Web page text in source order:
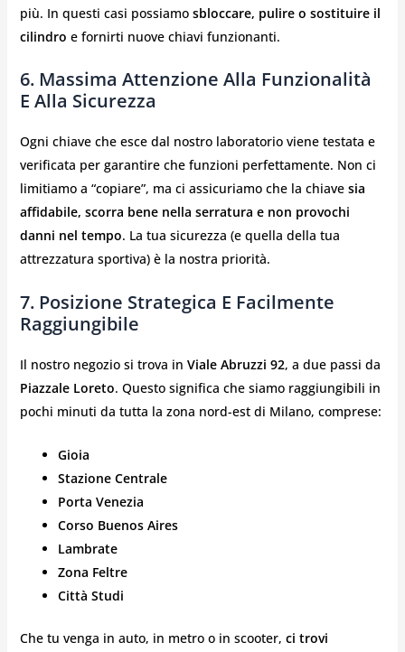
più. In questi casi possiamo sbloccare, pulire o sostituire il
cilindro e fornirti nuove chiavi funzionanti.
6. Massima Attenzione Alla Funzionalità
E Alla Sicurezza
Ogni chiave che esce dal nostro laboratorio viene testata e
verificata per garantire che funzioni perfettamente. Non ci
limitiamo a “copiare”, ma ci assicuriamo che la chiave sia
affidabile, scorra bene nella serratura e non provochi
danni nel tempo. La tua sicurezza (e quella della tua
attrezzatura sportiva) è la nostra priorità.
7. Posizione Strategica E Facilmente
Raggiungibile
Il nostro negozio si trova in Viale Abruzzi 92, a due passi da
Piazzale Loreto. Questo significa che siamo raggiungibili in
pochi minuti da tutta la zona nord-est di Milano, comprese:
Gioia
Stazione Centrale
Porta Venezia
Corso Buenos Aires
Lambrate
Zona Feltre
Città Studi
Che tu venga in auto, in metro o in scooter, ci trovi